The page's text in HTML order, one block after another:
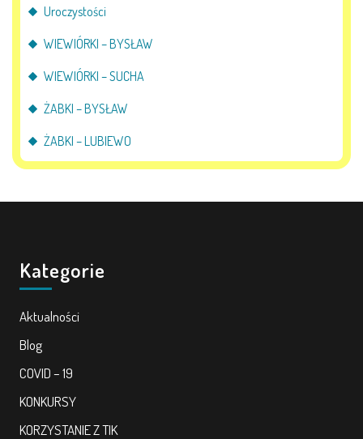
Uroczystości
WIEWIÓRKI – BYSŁAW
WIEWIÓRKI – SUCHA
ŻABKI – BYSŁAW
ŻABKI – LUBIEWO
Kategorie
Aktualności
Blog
COVID – 19
KONKURSY
KORZYSTANIE Z TIK